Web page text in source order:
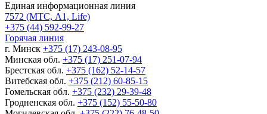
Единая информационная линия
7572 (МТС, A1, Life)
+375 (44) 592-99-27
Горячая линия
г. Минск +375 (17) 243-08-95
Минская обл. +375 (17) 251-07-94
Брестская обл. +375 (162) 52-14-57
Витебская обл. +375 (212) 60-85-15
Гомельская обл. +375 (232) 29-39-48
Гродненская обл. +375 (152) 55-50-80